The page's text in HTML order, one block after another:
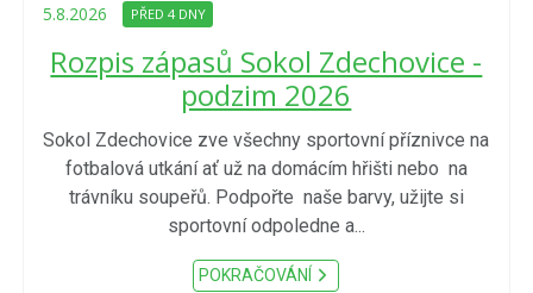
5.8.2026 PŘED 4 DNY
Rozpis zápasů Sokol Zdechovice -
podzim 2026
Sokol Zdechovice zve všechny sportovní příznivce na
fotbalová utkání ať už na domácím hřišti nebo na
trávníku soupeřů. Podpořte naše barvy, užijte si
sportovní odpoledne a...
POKRAČOVÁNÍ